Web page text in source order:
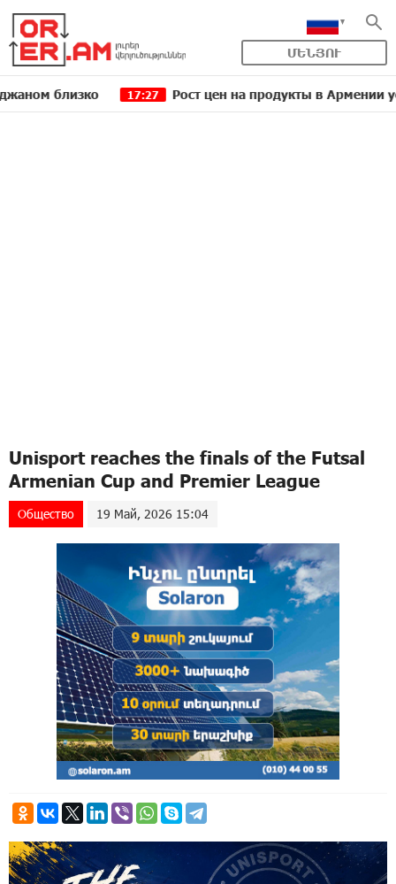
ՄԵՆՅՈՒ
17:27 Рост цен на продукты в Армении
Unisport reaches the finals of the Futsal
Armenian Cup and Premier League
Общество 19 Май, 2026 15:04